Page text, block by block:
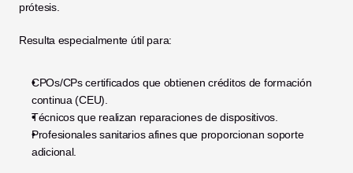
prótesis.
Resulta especialmente útil para:
CPOs/CPs certificados que obtienen créditos de formación
continua (CEU).
Técnicos que realizan reparaciones de dispositivos.
Profesionales sanitarios afines que proporcionan soporte
adicional.